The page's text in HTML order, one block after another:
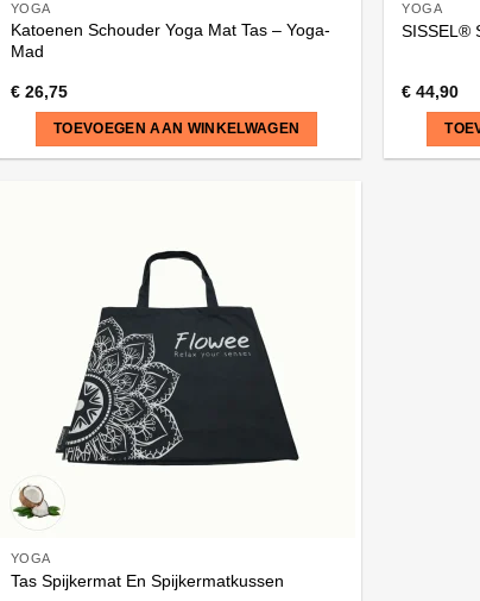
YOGA
Katoenen Schouder Yoga Mat Tas – Yoga-
Mad
€26,75
TOEVOEGEN AAN WINKELWAGEN
YOGA
SISSEL®
€ 44,90
YOGA
Tas Spijkermat En Spijkermatkussen